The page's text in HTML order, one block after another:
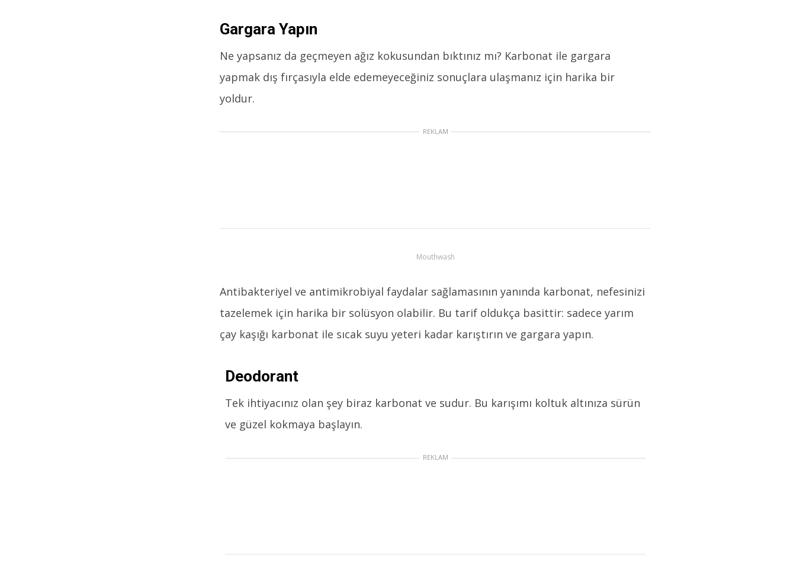
Gargara Yapın
Ne yapsanız da geçmeyen ağız kokusundan bıktınız mı? Karbonat ile gargara
yapmak dış fırçasıyla elde edemeyeceğiniz sonuçlara ulaşmanız için harika bir
yoldur.
REKLAM
Mouthwash
Antibakteriyel ve antimikrobiyal faydalar sağlamasının yanında karbonat, nefesinizi
tazelemek için harika bir solüsyon olabilir. Bu tarif oldukça basittir: sadece yarım
çay kaşığı karbonat ile sıcak suyu yeteri kadar karıştırın ve gargara yapın.
Deodorant
Tek ihtiyacınız olan şey biraz karbonat ve sudur. Bu karışımı koltuk altınıza sürün
ve güzel kokmaya başlayın.
REKLAM